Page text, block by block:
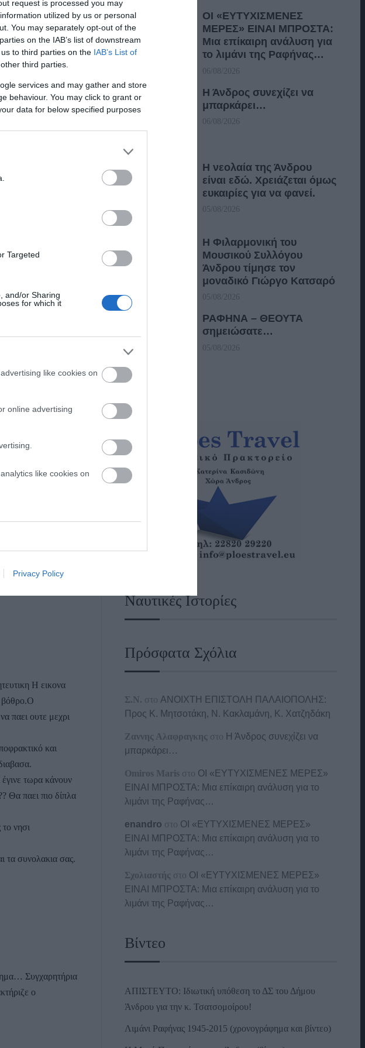
request is processed you may
utilized by us or personal
You may separately opt-out of the
on the IAB’s list of downstream
to third parties on the IAB’s List of
third parties.
services and may gather and store
behaviour. You may click to grant or
data for below specified purposes
Targeted
and/or Sharing
for which it
like cookies on
online advertising
like cookies on
Privacy Policy
και να κολυμπάμε
και κανείς
.
Η εικονα
βόθρο.Ο
παει ουτε μεχρι
και
τωρα κάνουν
Θα παει πιο δίπλα
νησι
τα συνολακια σας.
Συγχαρητήρια
ο
ΟΙ «ΕΥΤΥΧΙΣΜΕΝΕΣ
ΜΕΡΕΣ» ΕΙΝΑΙ ΜΠΡΟΣΤΑ:
Μια επίκαιρη ανάλυση για
το λιμάνι της Ραφήνας…
06/08/2026
Η Άνδρος συνεχίζει να
μπαρκάρει…
06/08/2026
Η νεολαία της Άνδρου
είναι εδώ. Χρειάζεται όμως
ευκαιρίες για να φανεί.
05/08/2026
Η Φιλαρμονική του
Μουσικού Συλλόγου
Άνδρου τίμησε τον
μοναδικό Γιώργο Κατσαρό
05/08/2026
ΡΑΦΗΝΑ – ΘΕΟΥΤΑ
σημειώσατε…
05/08/2026
Ναυτικές Ιστορίες
Πρόσφατα Σχόλια
Σ.Ν. στοΑΝΟΙΧΤΗ ΕΠΙΣΤΟΛΗ ΠΑΛΑΙΟΠΟΛΗΣ:
Προς K. Μητσοτάκη, N. Κακλαμάνη, K. Χατζηδάκη
Ζαννης Αλαφραγκης στο Η Άνδρος συνεχίζει να
μπαρκάρει…
Omiros Maris στο ΟΙ «ΕΥΤΥΧΙΣΜΕΝΕΣ ΜΕΡΕΣ»
ΕΙΝΑΙ ΜΠΡΟΣΤΑ: Μια επίκαιρη ανάλυση για το
λιμάνι της Ραφήνας…
enandro στο ΟΙ «ΕΥΤΥΧΙΣΜΕΝΕΣ ΜΕΡΕΣ»
ΕΙΝΑΙ ΜΠΡΟΣΤΑ: Μια επίκαιρη ανάλυση για το
λιμάνι της Ραφήνας…
Σχολιαστής στο ΟΙ «ΕΥΤΥΧΙΣΜΕΝΕΣ ΜΕΡΕΣ»
ΕΙΝΑΙ ΜΠΡΟΣΤΑ: Μια επίκαιρη ανάλυση για το
λιμάνι της Ραφήνας…
Βίντεο
ΑΠΙΣΤΕΥΤΟ: Ιδιωτική υπόθεση το ΔΣ του Δήμου
Άνδρου για την κ. Τσατσομοίρου!
Λιμάνι Ραφήνας 1945-2015 (χρονογράφημα και βίντεο)